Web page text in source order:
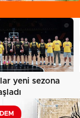
yeni sezona